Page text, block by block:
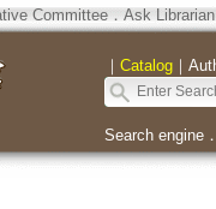
Committee． Ask Librarian
｜ Catalog｜
Search engine．